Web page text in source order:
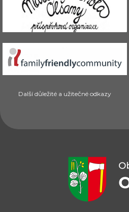
Další důležité a užitečné odkazy